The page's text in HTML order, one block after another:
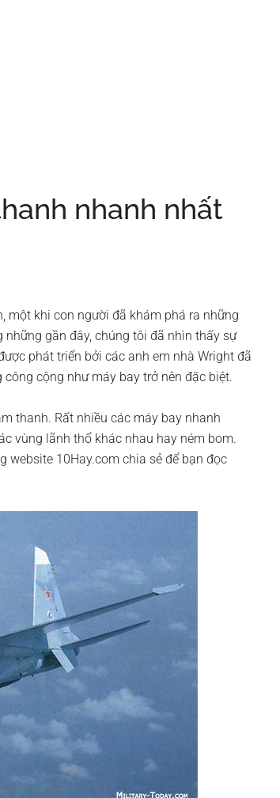
nhanh nhất
một khi con người đã khám phá ra những
gần đây, chúng tôi đã nhìn thấy sự
phát triển bởi các anh em nhà Wright đã
cộng như máy bay trở nên đặc biệt.
thanh. Rất nhiều các máy bay nhanh
vùng lãnh thổ khác nhau hay ném bom.
website 10Hay.com chia sẻ để bạn đọc